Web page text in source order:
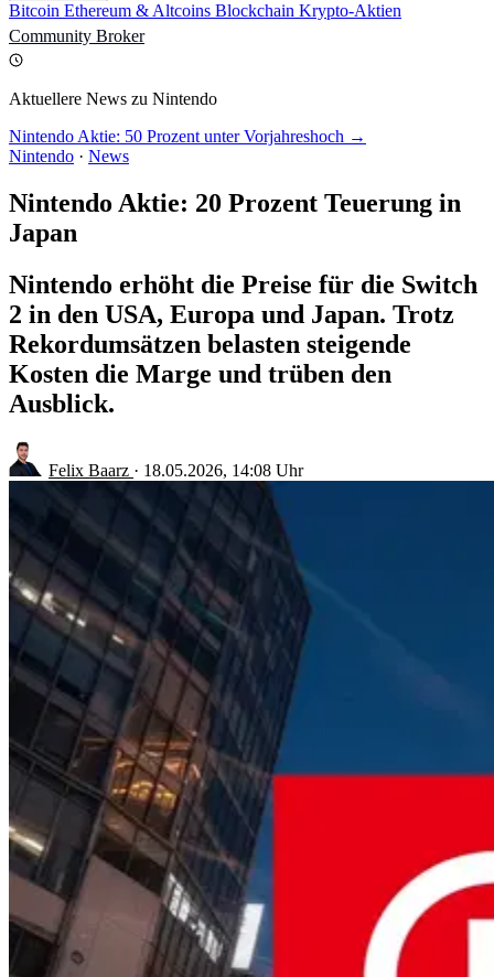
Bitcoin Ethereum & Altcoins Blockchain Krypto-Aktien
Community Broker
Aktuellere News zu Nintendo
Nintendo Aktie: 50 Prozent unter Vorjahreshoch →
Nintendo · News
Nintendo Aktie: 20 Prozent Teuerung in
Japan
Nintendo erhöht die Preise für die Switch
2 in den USA, Europa und Japan. Trotz
Rekordumsätzen belasten steigende
Kosten die Marge und trüben den
Ausblick.
Felix Baarz · 18.05.2026, 14:08 Uhr